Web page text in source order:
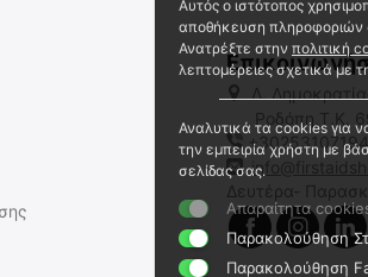
ΦΙΛΤΡΟ NITECORE NFR20
Άμεσα διαθέσιμο
Αποστολή εντός 24 ωρών
Λ.
Ροδόπη,Τ.Κ.
Δευτέρα-
Αυτός ο ιστότοπος
αποθήκευση πληροφοριών
Ανατρέξτε στην πολιτική
λεπτομέρειες σχετικά με
Αναλυτικά τα cookies για
την εμπειρία χρήστη με
σελίδας σας.
Απαραίτητα
Παρακολούθηση
Παρακολούθηση